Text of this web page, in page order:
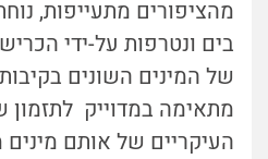
מהציפורים מתעייפות,
בים ונטרפות על-ידי
של המינים השונים
מתאימה במדוייק לתזמון
העיקריים של אותם